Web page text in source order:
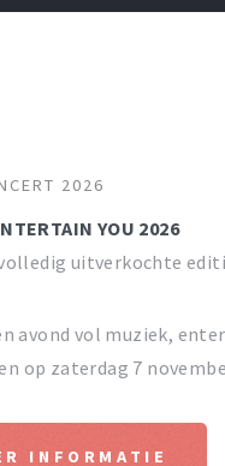
2026
YOU 2026
uitverkochte
avond vol muziek,
op zaterdag 7
INFORMATIE